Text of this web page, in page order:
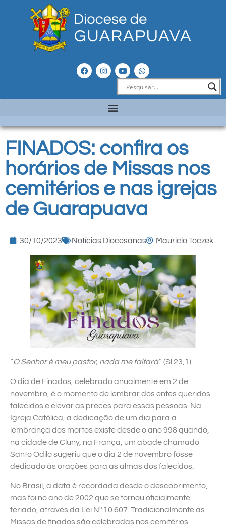
FINADOS: confira os
horários de Missas nos
cemitérios e nas igrejas
de Guarapuava
30/10/2023 Notícias Diocesanas Mauricio Toczek
“O Senhor é meu pastor, nada me faltará.” (Sl 23,1)
O dia de Finados, celebrado anualmente em 2 de
novembro, é o momento de lembrar dos entes queridos
falecidos e elevar as preces para essas pessoas. Na
Igreja Católica, a dedicação de um dia para a
lembrança dos mortos existe desde o ano 998 quando,
na cidade de Cluny, na França, um abade chamado
Santo Odilo sugeriu que o dia 2 de novembro fosse
dedicado às orações para as almas dos falecidos.
No Brasil, a data é recordada desde o descobrimento,
mas foi no ano de 2002 que se tornou oficialmente
feriado, através da Lei Nº 10.607. Tradicionalmente as
Missas de finados são celebradas nos cemitérios.